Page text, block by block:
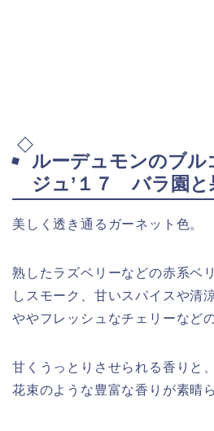
ルーデュモンのブル
ジュ’１７ バラ園と
美しく透き通るガーネット色。
熟したラズベリーなどの赤系ベ
しスモーク、甘いスパイスや清
ややフレッシュなチェリーなど
甘くうっとりさせられる香りと
花束のような豊富な香りが素晴